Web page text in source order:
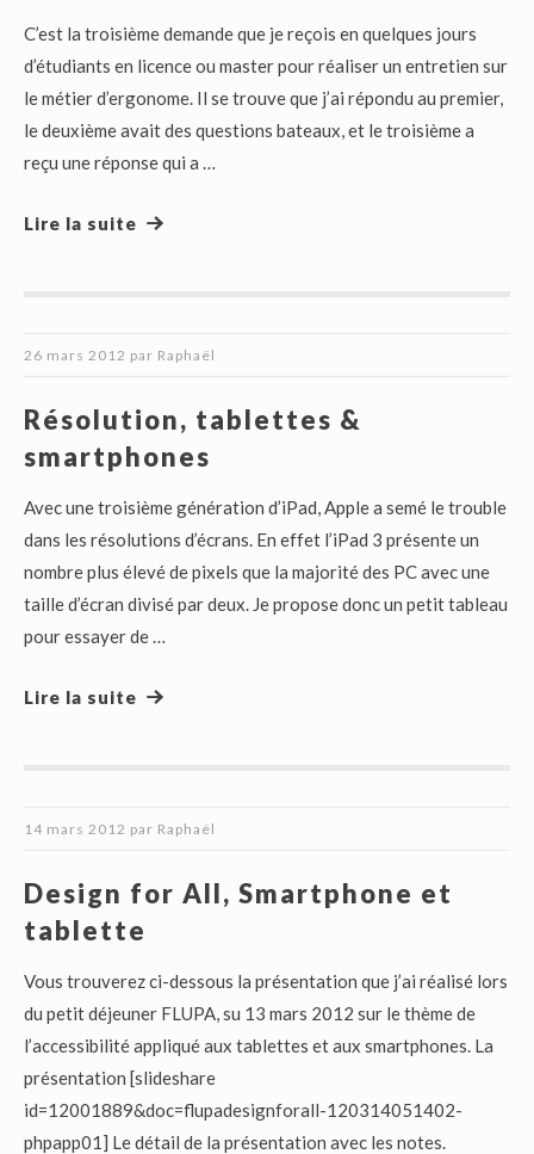
C’est la troisième demande que je reçois en quelques jours
d’étudiants en licence ou master pour réaliser un entretien sur
le métier d’ergonome. Il se trouve que j’ai répondu au premier,
le deuxième avait des questions bateaux, et le troisième a
reçu une réponse qui a …
Lire la suite
26 mars 2012 par Raphaël
Résolution, tablettes &
smartphones
Avec une troisième génération d’iPad, Apple a semé le trouble
dans les résolutions d’écrans. En effet l’iPad 3 présente un
nombre plus élevé de pixels que la majorité des PC avec une
taille d’écran divisé par deux. Je propose donc un petit tableau
pour essayer de …
Lire la suite
14 mars 2012 par Raphaël
Design for All, Smartphone et
tablette
Vous trouverez ci-dessous la présentation que j’ai réalisé lors
du petit déjeuner FLUPA, su 13 mars 2012 sur le thème de
l’accessibilité appliqué aux tablettes et aux smartphones. La
présentation [slideshare
id=12001889&doc=flupadesignforall-120314051402-
phpapp01] Le détail de la présentation avec les notes.